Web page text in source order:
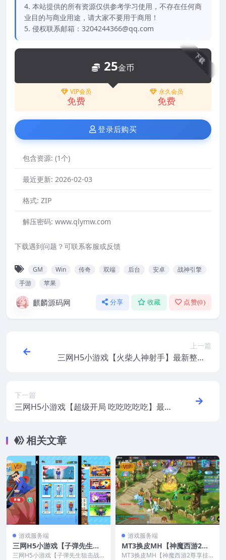
4. 本站提供的所有资源仅供参考学习使用，不存在任何商
业目的与商业用途，请大家不要用于商用！
5. 侵权联系邮箱：3204244366@qq.com
下载
25金币
VIP会员
免费
永久会员
免费
登录后购买
包含资源: (1个)
最近更新: 2026-02-03
格式: ZIP
解压密码: www.qlymw.com
下载遇到问题？可联系客服或反馈
GM Win 传奇 双端 后台 安卓
战神引擎
手游
苹果
麒麟源码网 分享 收藏 点赞(0)
上一篇
三网H5小游戏【火柴人神射手】最新整理Li
下一篇
三网H5小游戏【超级开局 吃吃吃吃吃】最
相关文章
VIP
游戏服务端
三网H5小游戏【子弹先生狙
击战场】最新整理Linux手工
三网H5小游戏【子弹先生狙击战
VIP
游戏服务端
MT3换皮MH【神魔西游2尊
享挂机版】最新整理CentOS
MT3换皮MH【神魔西游2尊享挂